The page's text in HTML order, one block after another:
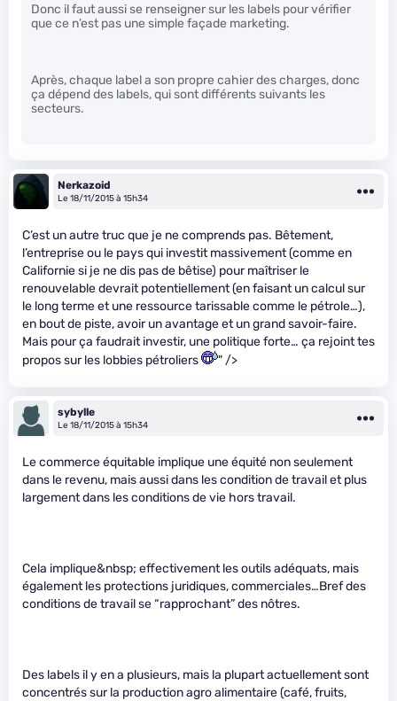
Donc il faut aussi se renseigner sur les labels pour vérifier
que ce n’est pas une simple façade marketing.
Après, chaque label a son propre cahier des charges, donc
ça dépend des labels, qui sont différents suivants les
secteurs.
Nerkazoid
Le 18/11/2015 à 15h34
C’est un autre truc que je ne comprends pas. Bêtement,
l’entreprise ou le pays qui investit massivement (comme en
Californie si je ne dis pas de bêtise) pour maîtriser le
renouvelable devrait potentiellement (en faisant un calcul sur
le long terme et une ressource tarissable comme le pétrole…),
en bout de piste, avoir un avantage et un grand savoir-faire.
Mais pour ça faudrait investir, une politique forte… ça rejoint tes
propos sur les lobbies pétroliers
" />
sybylle
Le 18/11/2015 à 15h34
Le commerce équitable implique une équité non seulement
dans le revenu, mais aussi dans les condition de travail et plus
largement dans les conditions de vie hors travail.
Cela implique&nbsp; effectivement les outils adéquats, mais
également les protections juridiques, commerciales…Bref des
conditions de travail se “rapprochant” des nôtres.
Des labels il y en a plusieurs, mais la plupart actuellement sont
concentrés sur la production agro alimentaire (café, fruits,